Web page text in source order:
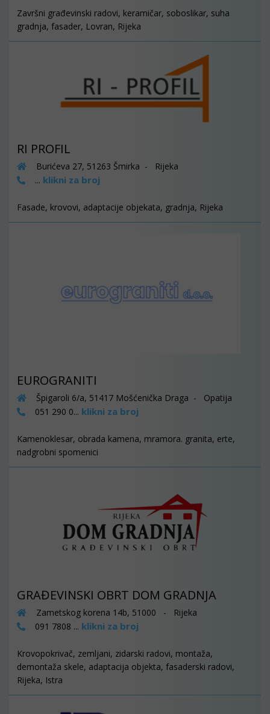
Završni građevinski radovi, keramičar, soboslikar, suha
gradnja, fasader, Lovran, Rijeka
RI PROFIL
Burićeva 27, 51263 Šmirka - Rijeka
... klikni za broj
Fasade, krovovi, adaptacije objekata, gradnja, Rijeka
EUROGRANITI
Špigaroli 6/a, 51417 Mošćenička Draga - Opatija
051 290 0... klikni za broj
Kamenoklesar, obrada kamena, mramora. granita, erte,
nadgrobni spomenici
GRAĐEVINSKI OBRT DOM GRADNJA
Zametskog korena 14b, 51000 - Rijeka
091 7808 ... klikni za broj
Krovopokrivač, zemljani, zidarski radovi, montaža,
demontaža skele, adaptacija objekta, fasaderski radovi,
Rijeka, Istra